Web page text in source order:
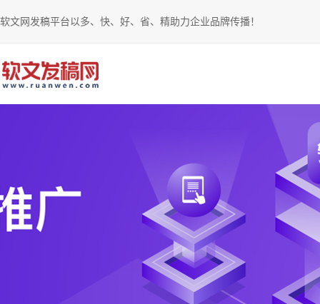
软文网发稿平台以多、快、好、省、精助力企业品牌传播！